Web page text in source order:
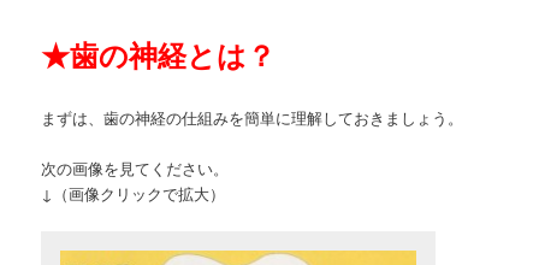
★歯の神経とは？
まずは、歯の神経の仕組みを簡単に理解しておきましょう。
次の画像を見てください。
↓（画像クリックで拡大）